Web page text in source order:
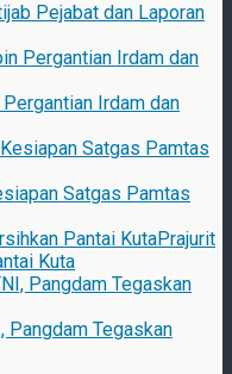
Pejabat dan Laporan
Irdam dan
Satgas Pamtas
Prajurit
Kuta
Pangdam Tegaskan